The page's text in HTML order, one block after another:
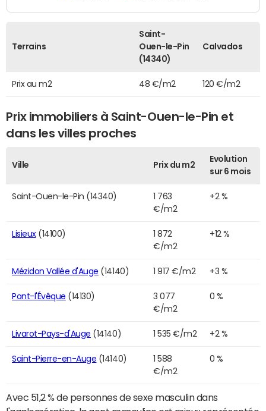
Terrains
Saint-
Ouen-le-Pin
(14340)
Calvados
Prix au m2 48 €/m2 120 €/m2
Prix immobiliers à Saint-Ouen-le-Pin et
dans les villes proches
Ville Prix du m2
Evolution
sur 6 mois
Saint-Ouen-le-Pin (14340)
1 763
€/m2
+2 %
Lisieux(14100)
1 872
€/m2
+12 %
Mézidon Vallée d'Auge (14140) 1 917 €/m2 +3 %
Pont-l'Évêque (14130)
3 077
€/m2
0 %
Livarot-Pays-d'Auge (14140) 1 535 €/m2 +2 %
Saint-Pierre-en-Auge (14140)
1 588
€/m2
0 %
Avec 51,2 % de personnes de sexe masculin dans